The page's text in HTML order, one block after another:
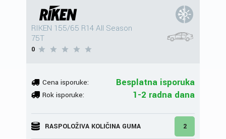
RIKEN 155/65 R14 All Season
75T
0
Cena isporuke: Besplatna isporuka
Rok isporuke: 1-2 radna dana
RASPOLOŽIVA KOLIČINA GUMA 2